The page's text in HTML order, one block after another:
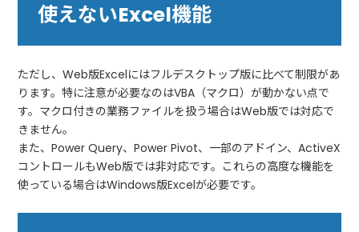
使えないExcel機能
ただし、Web版Excelにはフルデスクトップ版に比べて制限があ
ります。特に注意が必要なのはVBA（マクロ）が動かない点で
す。マクロ付きの業務ファイルを扱う場合はWeb版では対応で
きません。
また、Power Query、Power Pivot、一部のアドイン、ActiveX
コントロールもWeb版では非対応です。これらの高度な機能を
使っている場合はWindows版Excelが必要です。